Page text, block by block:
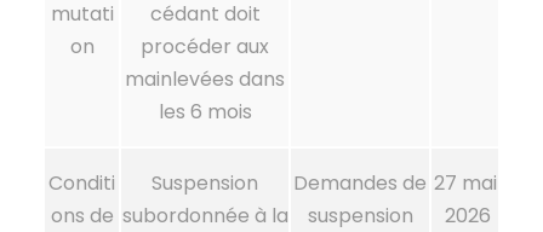
mutati
on
cédant doit
procéder aux
mainlevées dans
les 6 mois
Conditi
ons de
Suspension
subordonnée à la
Demandes de
suspension
27 mai
2026